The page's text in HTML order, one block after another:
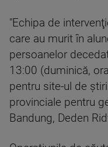
"Echipa de
care au murit în
persoanelor
13:00 (duminică,
pentru site-ul de
provinciale pentru
Bandung, Deden